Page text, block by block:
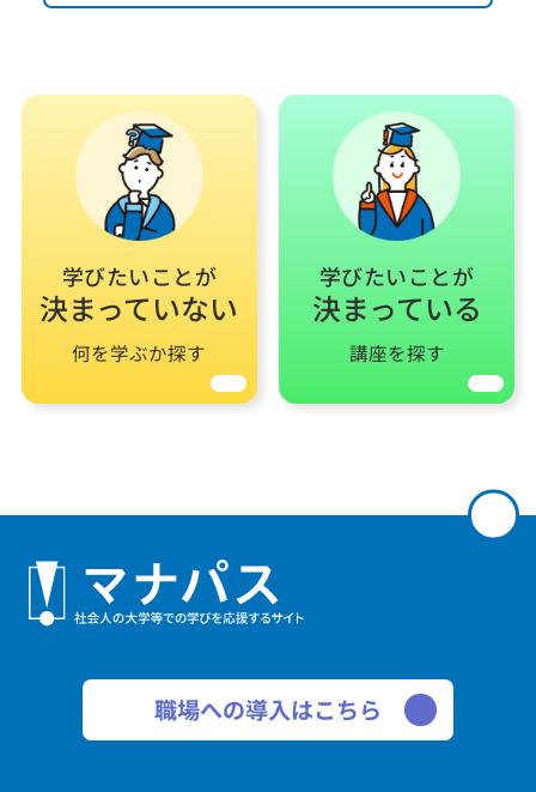
学びたいことが
決まっていない
何を学ぶか探す
学びたいことが
決まっている
講座を探す
職場への導入はこちら